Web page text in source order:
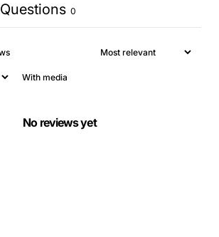
Questions 0
With media
No reviews yet